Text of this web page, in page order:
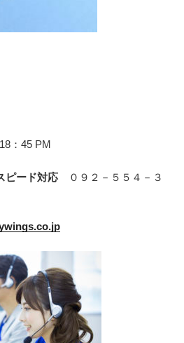
：45 PM
ピード対応
０９２－５５４－３